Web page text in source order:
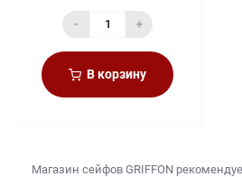
- +
В корзину
Магазин сейфов GRIFFON